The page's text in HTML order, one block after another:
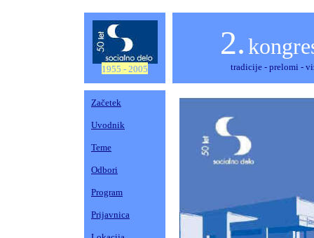
1955 - 2005
2.
tradicije - prelomi
Začetek
Uvodnik
Teme
Odbori
Program
Prijavnica